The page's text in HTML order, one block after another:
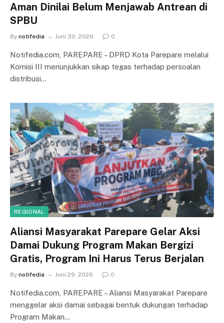
Aman Dinilai Belum Menjawab Antrean di
SPBU
By notifedia Juni 30, 2026 0
Notifedia.com, PAREPARE – DPRD Kota Parepare melalui
Komisi III menunjukkan sikap tegas terhadap persoalan
distribusi…
REGIONAL
Aliansi Masyarakat Parepare Gelar Aksi
Damai Dukung Program Makan Bergizi
Gratis, Program Ini Harus Terus Berjalan
By notifedia Juni 29, 2026 0
Notifedia.com, PAREPARE – Aliansi Masyarakat Parepare
menggelar aksi damai sebagai bentuk dukungan terhadap
Program Makan…